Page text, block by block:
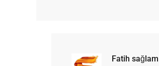
Fatih sağlam